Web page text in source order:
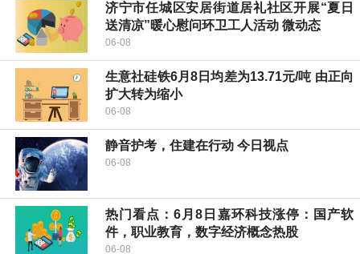
济宁市任城区安居街道居礼社区开展“夏日
送清凉”暖心慰问环卫工人活动 微动态
06-08
生意社硅铁6月8日均差为13.71元/吨 由正向
扩大转为缩小
06-08
静音护考，住建在行动 今日视点
06-08
热门看点：6月8日嘉环科技涨停：国产软
件，职业教育，数字经济概念热股
06-08